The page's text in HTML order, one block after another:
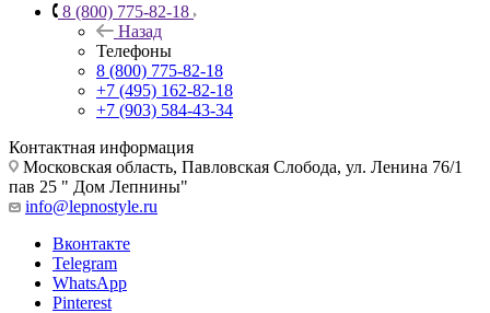
8 (800) 775-82-18
Назад
Телефоны
8 (800) 775-82-18
+7 (495) 162-82-18
+7 (903) 584-43-34
Контактная информация
Московская область, Павловская Слобода, ул. Ленина 76/1
пав 25 " Дом Лепнины"
info@lepnostyle.ru
Вконтакте
Telegram
WhatsApp
Pinterest